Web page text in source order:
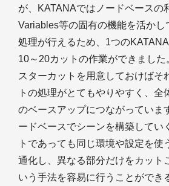
が、KATANAではノードベースの
Variables等の固有の機能を活かし
処理が行えるため、1つの
10～20カットの作業ができまし
スターカットを用意しておけばそ
トの処理がとてもやりやすく、全
のベースアップにつながっていま
ードベースでシーンを構築してい
トであっても同じ環境や設定を使
通化し、異なる部分だけをカット
いう手法を容易に行うことができ